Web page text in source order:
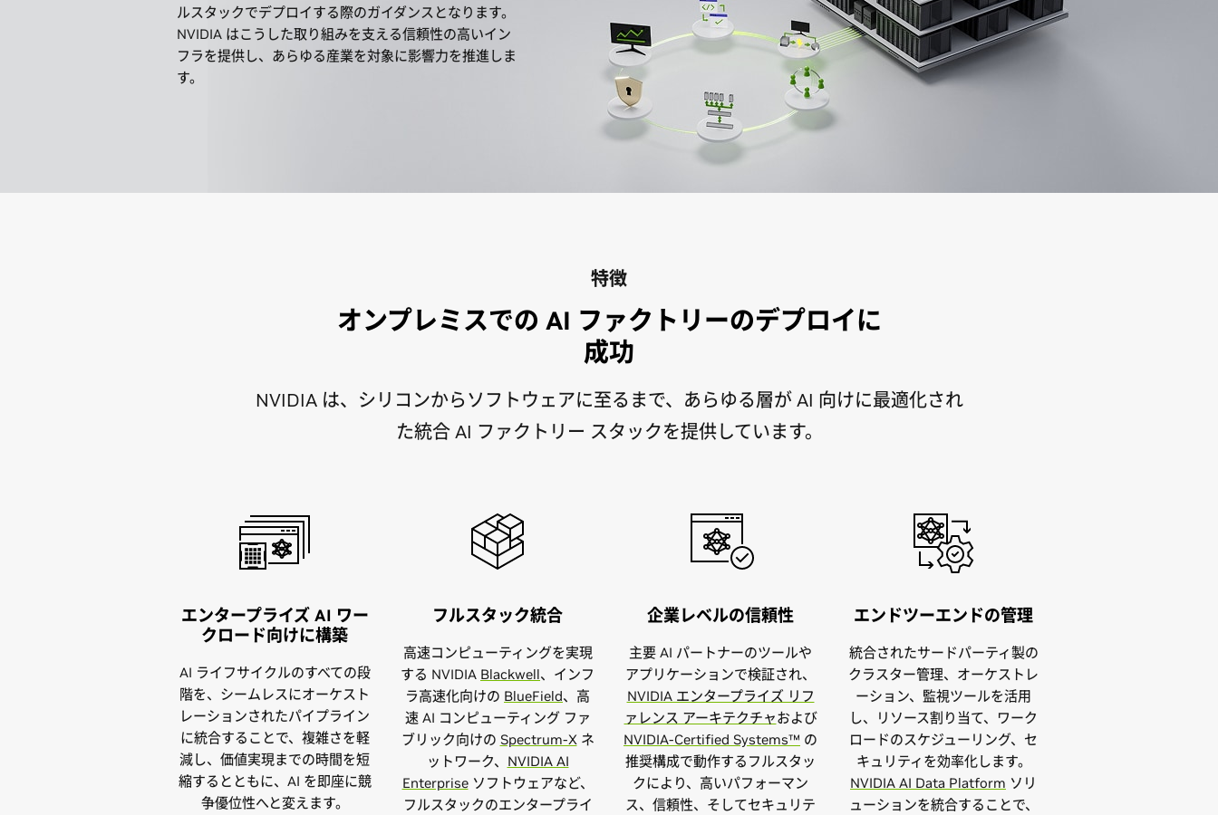
ルスタックでデプロイする際のガイダンスとなります。
NVIDIA はこうした取り組みを支える信頼性の高いイン
フラを提供し、あらゆる産業を対象に影響力を推進しま
す。
特徴
オンプレミスでの AI ファクトリーのデプロイに
成功
NVIDIA は、シリコンからソフトウェアに至るまで、あらゆる層が AI 向けに最適化され
た統合 AI ファクトリー スタックを提供しています。
エンタープライズ AI ワー
クロード向けに構築
AI ライフサイクルのすべての段
階を、シームレスにオーケスト
レーションされたパイプライン
に統合することで、複雑さを軽
減し、価値実現までの時間を短
縮するとともに、AI を即座に競
争優位性へと変えます。
フルスタック統合
高速コンピューティングを実現
する NVIDIA Blackwell、インフ
ラ高速化向けの BlueField、高
速 AI コンピューティング ファ
ブリック向けの Spectrum-Xネ
ットワーク、 NVIDIA AI
Enterpriseソフトウェアなど、
フルスタックのエンタープライ
企業レベルの信頼性
主要 AI パートナーのツールや
アプリケーションで検証され、
NVIDIA エンタープライズ リフ
ァレンス アーキテクチャおよび
NVIDIA-Certified Systems™ の
推奨構成で動作するフルスタッ
クにより、高いパフォーマン
ス、信頼性、そしてセキュリテ
エンドツーエンドの管理
統合されたサードパーティ製の
クラスター管理、オーケストレ
ーション、監視ツールを活用
し、リソース割り当て、ワーク
ロードのスケジューリング、セ
キュリティを効率化します。
NVIDIA AI Data Platform ソリ
ューションを統合することで、